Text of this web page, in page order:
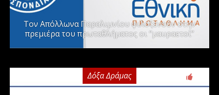
Τον Απόλλωνα Παραλιμνίου φιλοξενούν στην
πρεμιέρα του πρωταθλήματος οι “μαυραετοί”
Δόξα Δράμας